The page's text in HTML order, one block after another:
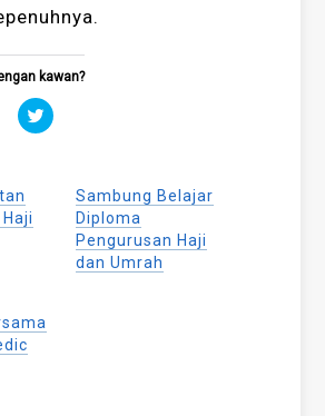
kawan?
Click
to
(Opens
window)
Sambung Belajar
Diploma
Pengurusan Haji
dan Umrah